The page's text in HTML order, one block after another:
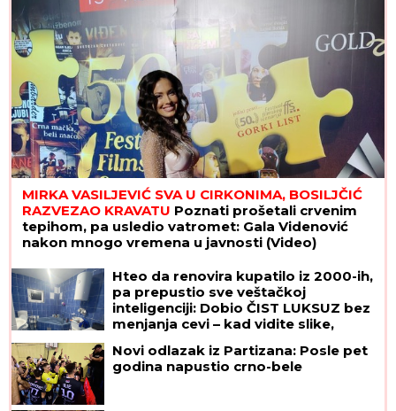
MIRKA VASILJEVIĆ SVA U CIRKONIMA, BOSILJČIĆ
RAZVEZAO KRAVATU Poznati prošetali crvenim
tepihom, pa usledio vatromet: Gala Videnović
nakon mnogo vremena u javnosti (Video)
Hteo da renovira kupatilo iz 2000-ih,
pa prepustio sve veštačkoj
inteligenciji: Dobio ČIST LUKSUZ bez
menjanja cevi – kad vidite slike,
Novi odlazak iz Partizana: Posle pet
godina napustio crno-bele